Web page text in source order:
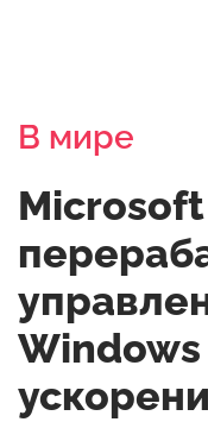
В мире
Microsoft
Windows